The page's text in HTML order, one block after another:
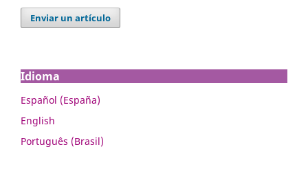
Enviar un artículo
Idioma
Español (España)
English
Português (Brasil)